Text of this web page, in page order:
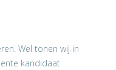
Wel tonen wij in
kandidaat